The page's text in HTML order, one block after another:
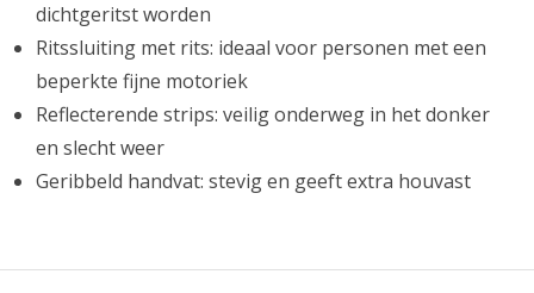
dichtgeritst worden
Ritssluiting met rits: ideaal voor personen met een
beperkte fijne motoriek
Reflecterende strips: veilig onderweg in het donker
en slecht weer
Geribbeld handvat: stevig en geeft extra houvast